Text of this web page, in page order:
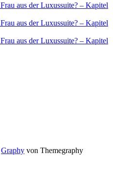
aus der Luxussuite? – Kapitel
aus der Luxussuite? – Kapitel
aus der Luxussuite? – Kapitel
Graphy von Themegraphy